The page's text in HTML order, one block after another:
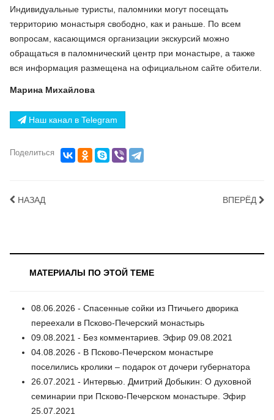
Индивидуальные туристы, паломники могут посещать
территорию монастыря свободно, как и раньше. По всем
вопросам, касающимся организации экскурсий можно
обращаться в паломнический центр при монастыре, а также
вся информация размещена на официальном сайте обители.
Марина Михайлова
Наш канал в Telegram
Поделиться
НАЗАД ВПЕРЁД
МАТЕРИАЛЫ ПО ЭТОЙ ТЕМЕ
08.06.2026 - Спасенные сойки из Птичьего дворика
переехали в Псково-Печерский монастырь
09.08.2021 - Без комментариев. Эфир 09.08.2021
04.08.2026 - В Псково-Печерском монастыре
поселились кролики – подарок от дочери губернатора
26.07.2021 - Интервью. Дмитрий Добыкин: О духовной
семинарии при Псково-Печерском монастыре. Эфир
25.07.2021